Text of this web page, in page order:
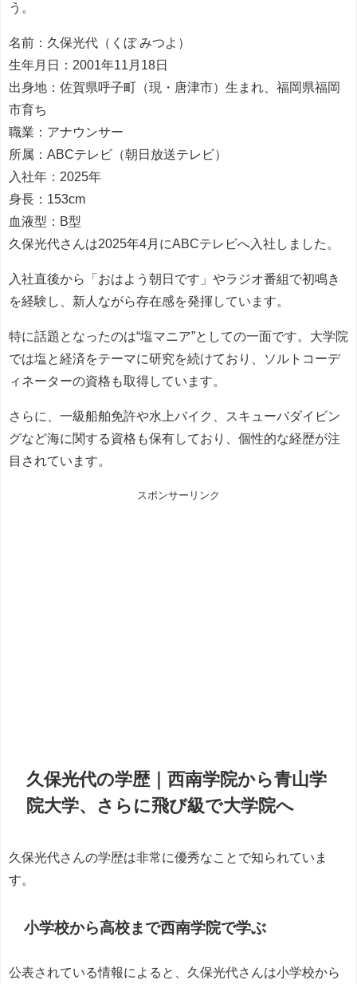
う。
名前：久保光代（くぼ みつよ）
生年月日：2001年11月18日
出身地：佐賀県呼子町（現・唐津市）生まれ、福岡県福岡
市育ち
職業：アナウンサー
所属：ABCテレビ（朝日放送テレビ）
入社年：2025年
身長：153cm
血液型：B型
久保光代さんは2025年4月にABCテレビへ入社しました。
入社直後から「おはよう朝日です」やラジオ番組で初鳴き
を経験し、新人ながら存在感を発揮しています。
特に話題となったのは“塩マニア”としての一面です。大学院
では塩と経済をテーマに研究を続けており、ソルトコーデ
ィネーターの資格も取得しています。
さらに、一級船舶免許や水上バイク、スキューバダイビン
グなど海に関する資格も保有しており、個性的な経歴が注
目されています。
スポンサーリンク
久保光代の学歴｜西南学院から青山学
院大学、さらに飛び級で大学院へ
久保光代さんの学歴は非常に優秀なことで知られていま
す。
小学校から高校まで西南学院で学ぶ
公表されている情報によると、久保光代さんは小学校から